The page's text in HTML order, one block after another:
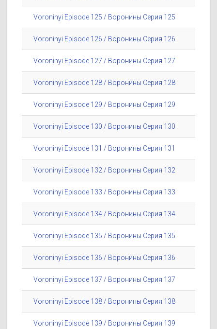
Voroninyi Episode 125 / Воронины Серия 125
Voroninyi Episode 126 / Воронины Серия 126
Voroninyi Episode 127 / Воронины Серия 127
Voroninyi Episode 128 / Воронины Серия 128
Voroninyi Episode 129 / Воронины Серия 129
Voroninyi Episode 130 / Воронины Серия 130
Voroninyi Episode 131 / Воронины Серия 131
Voroninyi Episode 132 / Воронины Серия 132
Voroninyi Episode 133 / Воронины Серия 133
Voroninyi Episode 134 / Воронины Серия 134
Voroninyi Episode 135 / Воронины Серия 135
Voroninyi Episode 136 / Воронины Серия 136
Voroninyi Episode 137 / Воронины Серия 137
Voroninyi Episode 138 / Воронины Серия 138
Voroninyi Episode 139 / Воронины Серия 139